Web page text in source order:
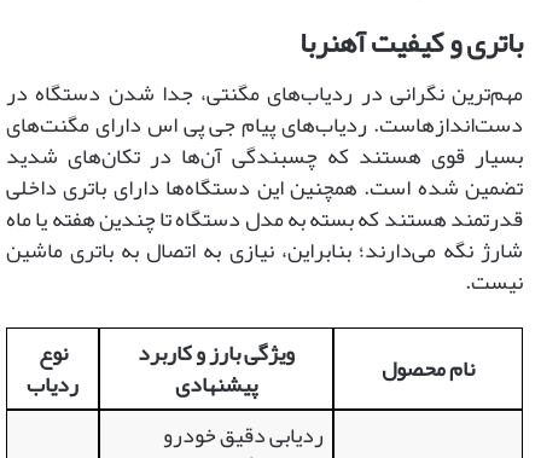
باتری و کیفیت آهنربا
مهم‌ترین نگرانی در ردیاب‌های مگنتی، جدا شدن دستگاه در
دست‌اندازهاست. ردیاب‌های پیام جی پی اس دارای مگنت‌های
بسیار قوی هستند که چسبندگی آن‌ها در تکان‌های شدید
تضمین شده است. همچنین این دستگاه‌ها دارای باتری داخلی
قدرتمند هستند که بسته به مدل دستگاه تا چندین هفته یا ماه
شارژ نگه می‌دارند؛ بنابراین، نیازی به اتصال به باتری ماشین
نیست.
نوع
ردیاب
ویژگی بارز و کاربرد
پیشنهادی
نام محصول
ردیابی دقیق خودرو